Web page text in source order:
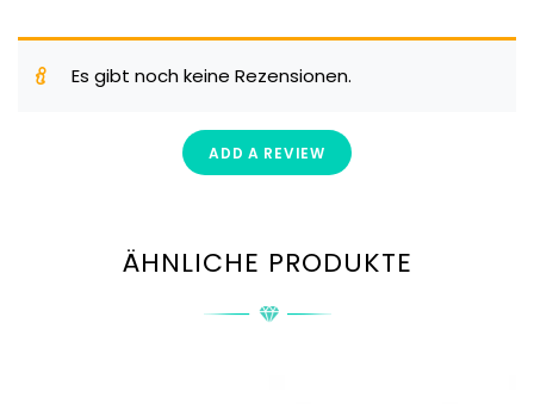
Es gibt noch keine Rezensionen.
ADD A REVIEW
ÄHNLICHE PRODUKTE